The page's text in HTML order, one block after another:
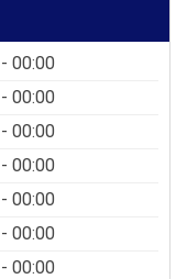
00:00
00:00
00:00
00:00
00:00
00:00
00:00